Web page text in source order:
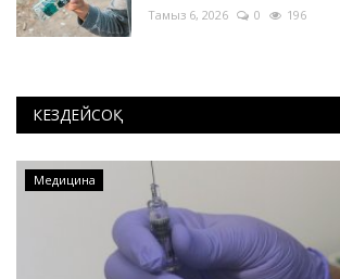
Тамыз 6, 2026 0 196
КЕЗДЕЙСОҚ
Медицина